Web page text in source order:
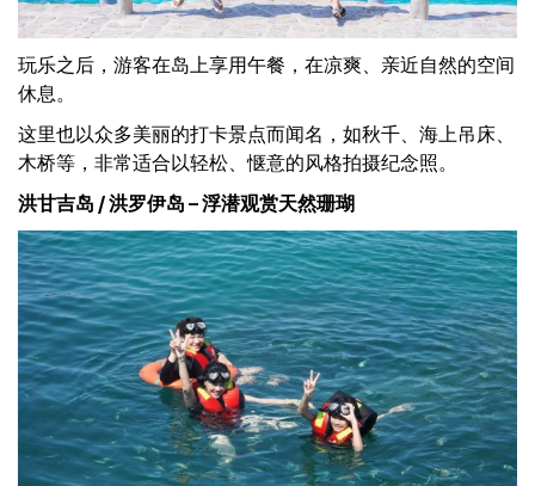
玩乐之后，游客在岛上享用午餐，在凉爽、亲近自然的空间
休息。
这里也以众多美丽的打卡景点而闻名，如秋千、海上吊床、
木桥等，非常适合以轻松、惬意的风格拍摄纪念照。
洪甘吉岛 / 洪罗伊岛 – 浮潜观赏天然珊瑚